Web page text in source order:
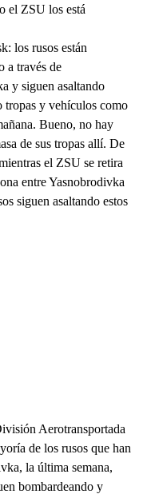
el ZSU los está
los rusos están
a través de
y siguen asaltando
tropas y vehículos como
Bueno, no hay
de sus tropas allí. De
el ZSU se retira
entre Yasnobrodivka
siguen asaltando estos
Aerotransportada
de los rusos que han
la última semana,
bombardeando y